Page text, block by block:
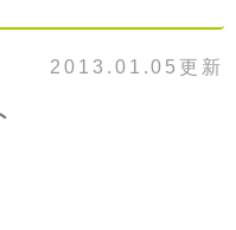
2013.01.05更新